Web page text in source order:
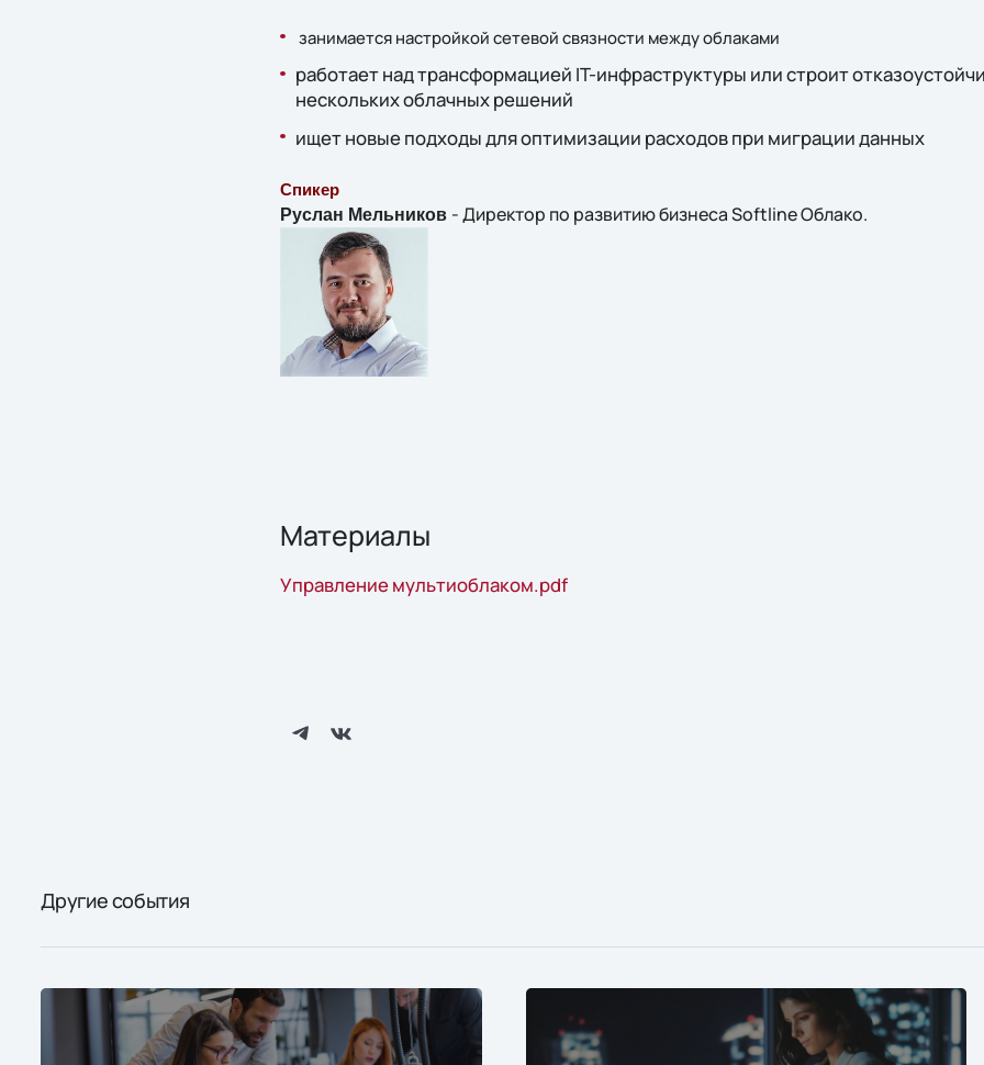
занимается настройкой сетевой связности между облаками
работает над трансформацией IT-инфраструктуры или строит
нескольких облачных решений
ищет новые подходы для оптимизации расходов при миграции данных
Спикер
Руслан Мельников - Директор по развитию бизнеса Softline Облако.
Материалы
Управление мультиоблаком.pdf
Другие события